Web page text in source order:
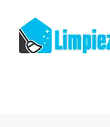
contenido